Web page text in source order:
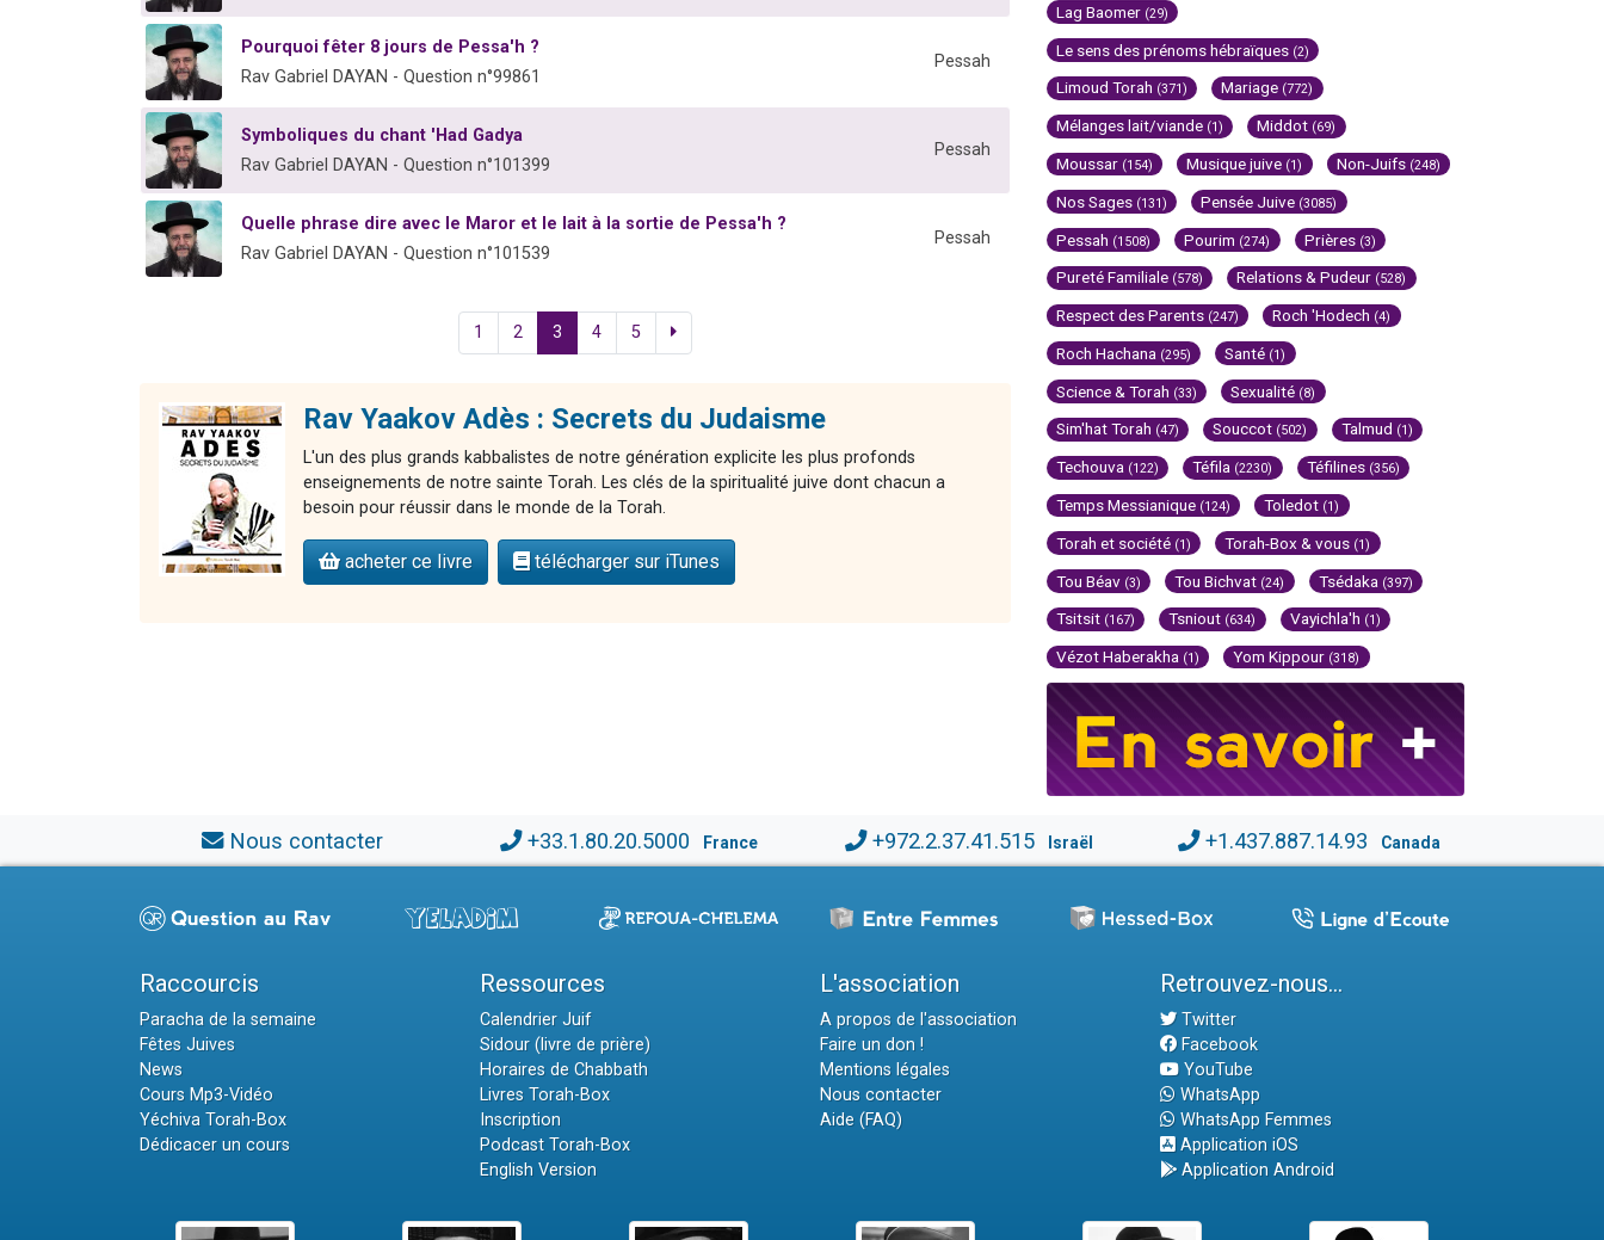
Pourquoi fêter 8 jours de Pessa'h ?
Rav Gabriel DAYAN - Question n°99861
Pessah
Symboliques du chant 'Had Gadya
Rav Gabriel DAYAN - Question n°101399
Pessah
Quelle phrase dire avec le Maror et le lait à la sortie de Pessa'h ?
Rav Gabriel DAYAN - Question n°101539
Pessah
1 2 3 4 5
Rav Yaakov Adès : Secrets du Judaisme
L'un des plus grands kabbalistes de notre génération explicite les plus profonds
enseignements de notre sainte Torah. Les clés de la spiritualité juive dont chacun a
besoin pour réussir dans le monde de la Torah.
acheter ce livre télécharger sur iTunes
Lag Baomer (29)
Le sens des prénoms hébraïques (2)
Limoud Torah (371) Mariage (772)
Mélanges lait/viande (1) Middot (69)
Moussar (154) Musique juive (1) Non-Juifs (248)
Nos Sages (131) Pensée Juive (3085)
Pessah (1508) Pourim (274) Prières (3)
Pureté Familiale (578) Relations & Pudeur (528)
Respect des Parents (247) Roch 'Hodech (4)
Roch Hachana (295) Santé (1)
Science & Torah (33) Sexualité (8)
Sim'hat Torah (47) Souccot (502) Talmud (1)
Techouva (122) Téfila (2230) Téfilines (356)
Temps Messianique (124) Toledot (1)
Torah et société (1) Torah-Box & vous (1)
Tou Béav (3) Tou Bichvat (24) Tsédaka (397)
Tsitsit (167) Tsniout (634) Vayichla'h (1)
Vézot Haberakha (1) Yom Kippour (318)
Nous contacter +33.1.80.20.5000 France +972.2.37.41.515 Israël +1.437.887.14.93 Canada
Raccourcis
Paracha de la semaine
Fêtes Juives
News
Cours Mp3-Vidéo
Yéchiva Torah-Box
Dédicacer un cours
Ressources
Calendrier Juif
Sidour (livre de prière)
Horaires de Chabbath
Livres Torah-Box
Inscription
Podcast Torah-Box
English Version
L'association
A propos de l'association
Faire un don !
Mentions légales
Nous contacter
Aide (FAQ)
Retrouvez-nous...
Twitter
Facebook
YouTube
WhatsApp
WhatsApp Femmes
Application iOS
Application Android